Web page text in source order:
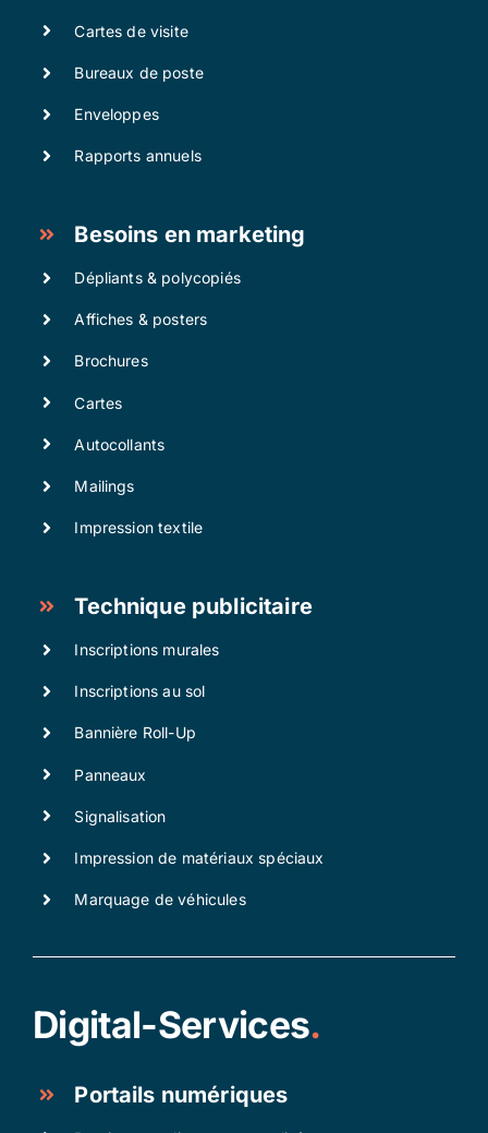
Cartes de visite
Bureaux de poste
Enveloppes
Rapports annuels
Besoins en marketing
Dépliants & polycopiés
Affiches & posters
Brochures
Cartes
Autocollants
Mailings
Impression textile
Technique publicitaire
Inscriptions murales
Inscriptions au sol
Bannière Roll-Up
Panneaux
Signalisation
Impression de matériaux spéciaux
Marquage de véhicules
Digital-Services.
Portails numériques